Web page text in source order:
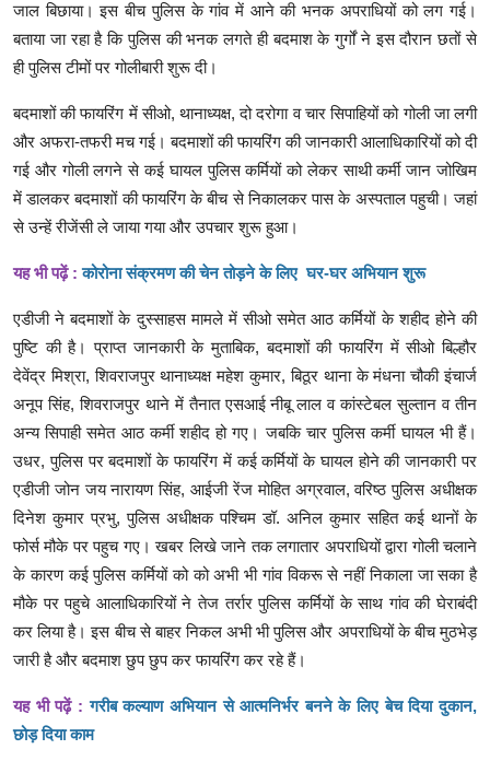
जाल बिछाया। इस बीच पुलिस के गांव में आने की भनक अपराधियों को लग गई।
बताया जा रहा है कि पुलिस की भनक लगते ही बदमाश के गुर्गों ने इस दौरान छतों से
ही पुलिस टीमों पर गोलीबारी शुरू दी।
बदमाशों की फायरिंग में सीओ, थानाध्यक्ष, दो दरोगा व चार सिपाहियों को गोली जा लगी
और अफरा-तफरी मच गई। बदमाशों की फायरिंग की जानकारी आलाधिकारियों को दी
गई और गोली लगने से कई घायल पुलिस कर्मियों को लेकर साथी कर्मी जान जोखिम
में डालकर बदमाशों की फायरिंग के बीच से निकालकर पास के अस्पताल पहुची। जहां
से उन्हें रीजेंसी ले जाया गया और उपचार शुरू हुआ।
यह भी पढ़ें :कोरोना संक्रमण की चेन तोड़ने के लिए घर-घर अभियान शुरू
एडीजी ने बदमाशों के दुस्साहस मामले में सीओ समेत आठ कर्मियों के शहीद होने की
पुष्टि की है। प्राप्त जानकारी के मुताबिक, बदमाशों की फायरिंग में सीओ बिल्हौर
देवेंद्र मिश्रा, शिवराजपुर थानाध्यक्ष महेश कुमार, बिठूर थाना के मंधना चौकी इंचार्ज
अनूप सिंह, शिवराजपुर थाने में तैनात एसआई नीबू लाल व कांस्टेबल सुल्तान व तीन
अन्य सिपाही समेत आठ कर्मी शहीद हो गए। जबकि चार पुलिस कर्मी घायल भी हैं।
उधर, पुलिस पर बदमाशों के फायरिंग में कई कर्मियों के घायल होने की जानकारी पर
एडीजी जोन जय नारायण सिंह, आईजी रेंज मोहित अग्रवाल, वरिष्ठ पुलिस अधीक्षक
दिनेश कुमार प्रभु, पुलिस अधीक्षक पश्चिम डॉ. अनिल कुमार सहित कई थानों के
फोर्स मौके पर पहुच गए। खबर लिखे जाने तक लगातार अपराधियों द्वारा गोली चलाने
के कारण कई पुलिस कर्मियों को को अभी भी गांव विकरू से नहीं निकाला जा सका है
मौके पर पहुचे आलाधिकारियों ने तेज तर्रार पुलिस कर्मियों के साथ गांव की घेराबंदी
कर लिया है। इस बीच से बाहर निकल अभी भी पुलिस और अपराधियों के बीच मुठभेड़
जारी है और बदमाश छुप छुप कर फायरिंग कर रहे हैं।
यह भी पढ़ें :गरीब कल्याण अभियान से आत्मनिर्भर बनने के लिए बेच दिया दुकान,
छोड़ दिया काम